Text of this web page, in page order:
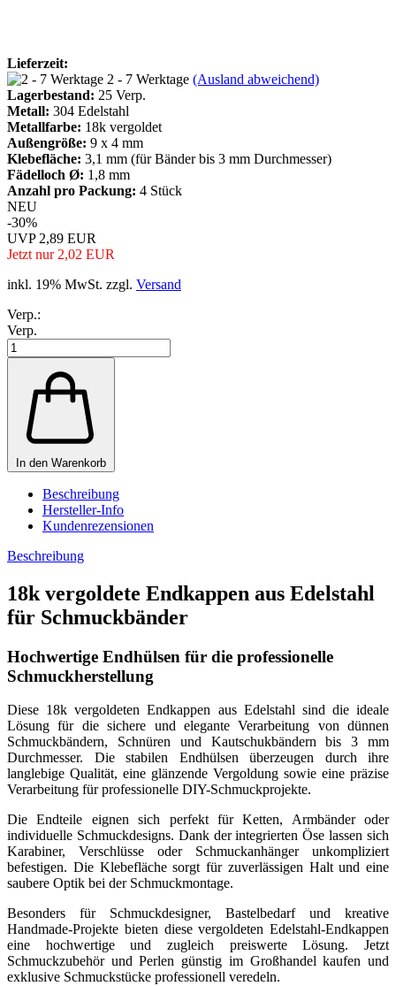
Lieferzeit:
2 - 7 Werktage (Ausland abweichend)
Lagerbestand: 25 Verp.
Metall: 304 Edelstahl
Metallfarbe: 18k vergoldet
Außengröße: 9 x 4 mm
Klebefläche: 3,1 mm (für Bänder bis 3 mm Durchmesser)
Fädelloch Ø: 1,8 mm
Anzahl pro Packung: 4 Stück
NEU
-30%
UVP 2,89 EUR
Jetzt nur 2,02 EUR
inkl. 19% MwSt. zzgl. Versand
Verp.:
Verp.
In den Warenkorb
Beschreibung
Hersteller-Info
Kundenrezensionen
Beschreibung
18k vergoldete Endkappen aus Edelstahl
für Schmuckbänder
Hochwertige Endhülsen für die professionelle
Schmuckherstellung
Diese 18k vergoldeten Endkappen aus Edelstahl sind die ideale
Lösung für die sichere und elegante Verarbeitung von dünnen
Schmuckbändern, Schnüren und Kautschukbändern bis 3 mm
Durchmesser. Die stabilen Endhülsen überzeugen durch ihre
langlebige Qualität, eine glänzende Vergoldung sowie eine präzise
Verarbeitung für professionelle DIY-Schmuckprojekte.
Die Endteile eignen sich perfekt für Ketten, Armbänder oder
individuelle Schmuckdesigns. Dank der integrierten Öse lassen sich
Karabiner, Verschlüsse oder Schmuckanhänger unkompliziert
befestigen. Die Klebefläche sorgt für zuverlässigen Halt und eine
saubere Optik bei der Schmuckmontage.
Besonders für Schmuckdesigner, Bastelbedarf und kreative
Handmade-Projekte bieten diese vergoldeten Edelstahl-Endkappen
eine hochwertige und zugleich preiswerte Lösung. Jetzt
Schmuckzubehör und Perlen günstig im Großhandel kaufen und
exklusive Schmuckstücke professionell veredeln.